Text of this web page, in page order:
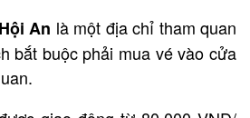
An là một địa chỉ tham quan
bắt buộc phải mua vé vào cửa